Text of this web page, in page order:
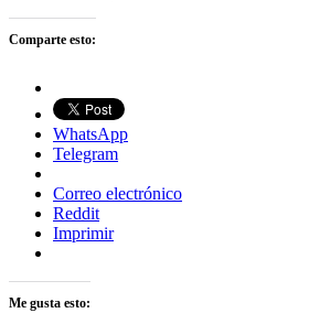
Comparte esto:
WhatsApp
Telegram
Correo electrónico
Reddit
Imprimir
Me gusta esto: